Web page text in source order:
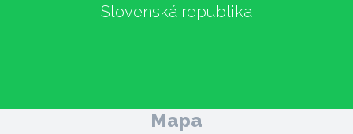
Slovenská republika
Mapa